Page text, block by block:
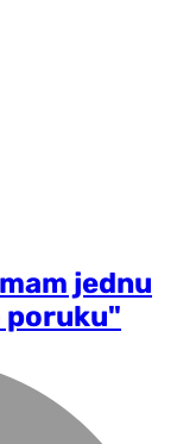
jednu
poruku"